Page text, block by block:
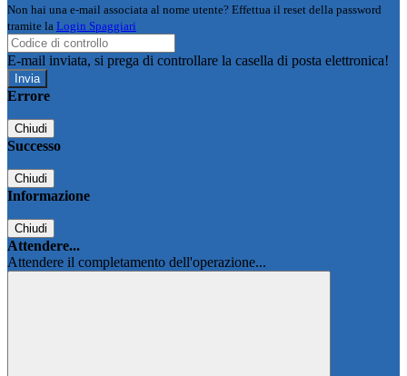
Non hai una e-mail associata al nome utente? Effettua il reset della password
tramite la Login Spaggiari
E-mail inviata, si prega di controllare la casella di posta elettronica!
Errore
Chiudi
Successo
Chiudi
Informazione
Chiudi
Attendere...
Attendere il completamento dell'operazione...